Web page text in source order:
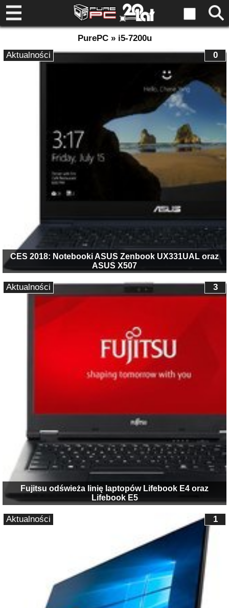
PurePC » i5-7200u
CES 2018: Notebooki ASUS Zenbook UX331UAL oraz
ASUS X507
0
Aktualności
Fujitsu odświeża linię laptopów Lifebook E4 oraz
Lifebook E5
3
Aktualności
1
Aktualności